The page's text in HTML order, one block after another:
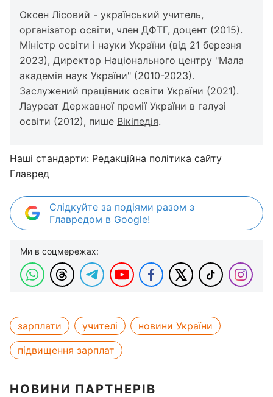
Оксен Лісовий - український учитель,
організатор освіти, член ДФТГ, доцент (2015).
Міністр освіти і науки України (від 21 березня
2023), Директор Національного центру "Мала
академія наук України" (2010-2023).
Заслужений працівник освіти України (2021).
Лауреат Державної премії України в галузі
освіти (2012), пише Вікіпедія.
Наші стандарти: Редакційна політика сайту
Главред
Слідкуйте за подіями разом з
Главредом в Google!
Ми в соцмережах:
зарплати учителі
новини України
підвищення зарплат
НОВИНИ ПАРТНЕРІВ